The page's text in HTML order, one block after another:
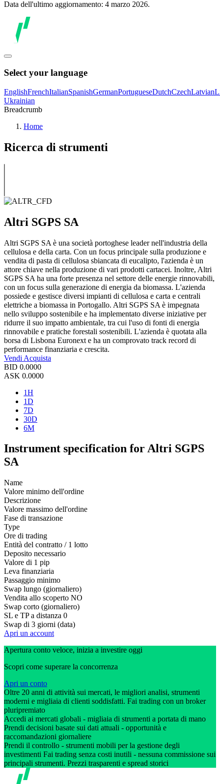
Data dell'ultimo aggiornamento: 4 marzo 2026.
Select your language
EnglishFrenchItalianSpanishGermanPortugueseDutchCzechLatvian
Ukrainian
Breadcrumb
Home
Ricerca di strumenti
Altri SGPS SA
Altri SGPS SA è una società portoghese leader nell'industria della
cellulosa e della carta. Con un focus principale sulla produzione e
vendita di pasta di cellulosa sbiancata di eucalipto, l'azienda è un
attore chiave nella produzione di vari prodotti cartacei. Inoltre, Altri
SGPS SA ha una forte presenza nel settore delle energie rinnovabili,
con un focus sulla generazione di energia da biomassa. L'azienda
possiede e gestisce diversi impianti di cellulosa e carta e centrali
elettriche a biomassa in Portogallo. Altri SGPS SA è impegnata
nello sviluppo sostenibile e ha implementato diverse iniziative per
ridurre il suo impatto ambientale, tra cui l'uso di fonti di energia
rinnovabile e pratiche forestali sostenibili. L'azienda è quotata alla
borsa di Lisbona Euronext e ha un comprovato track record di
performance finanziaria e crescita.
Vendi Acquista
BID 0.0000
ASK 0.0000
1H
1D
7D
30D
6M
Instrument specification for Altri SGPS
SA
Name
Valore minimo dell'ordine
Descrizione
Valore massimo dell'ordine
Fase di transazione
Type
Ore di trading
Entità del contratto / 1 lotto
Deposito necessario
Valore di 1 pip
Leva finanziaria
Passaggio minimo
Swap lungo (giornaliero)
Vendita allo scoperto NO
Swap corto (giornaliero)
SL e TP a distanza 0
Swap di 3 giorni (data)
Apri un account
Apertura conto veloce, inizia a investire oggi
Scopri come superare la concorrenza
Apri un conto
Oltre 20 anni di attività sui mercati, le migliori analisi, strumenti
moderni e migliaia di clienti soddisfatti. Fai trading con un broker
pluripremiato
Accedi ai mercati globali - migliaia di strumenti a portata di mano
Prendi decisioni basate sui dati attuali - opportunità e
raccomandazioni giornaliere
Prendi il controllo - strumenti mobili per la gestione degli
investimenti Fai trading senza costi inutili - nessuna commissione sui
principali strumenti. Prezzi trasparenti e spread storici